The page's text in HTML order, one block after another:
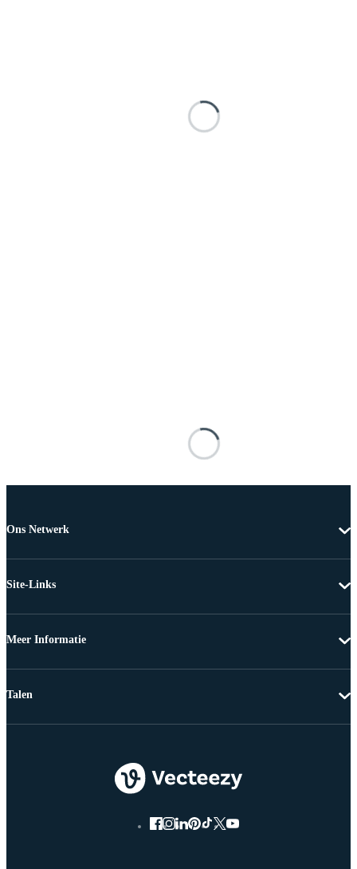
Ons Netwerk
Site-Links
Meer Informatie
Talen